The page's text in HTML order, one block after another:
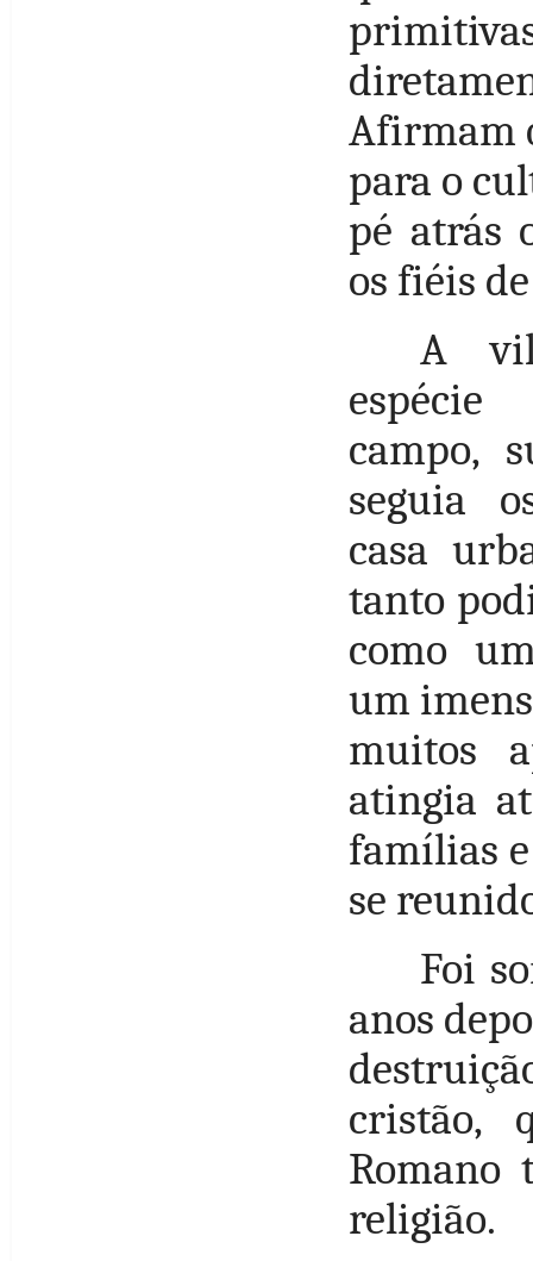
Afirmam
para o
pé atrás
os fiéis
A
campo,
seguia
casa
tanto
como
um
muitos
atingia
famílias
se
Foi
anos
cristão,
Romano
religião.